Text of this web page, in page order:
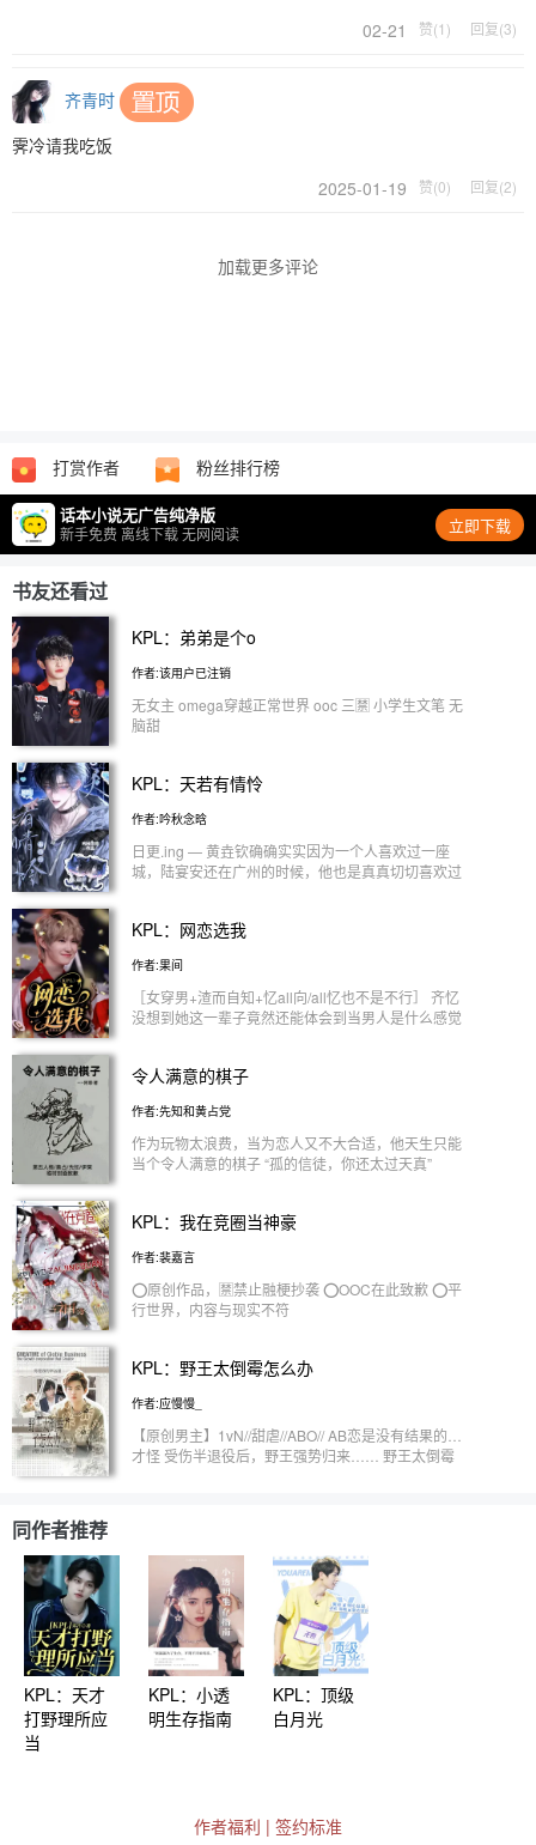
02-21
赞(1) 回复(3)
齐青时
霁冷请我吃饭
2025-01-19
赞(0) 回复(2)
加载更多评论
打赏作者 粉丝排行榜
话本小说无广告纯净版
新手免费 离线下载 无网阅读 立即下载
书友还看过
KPL：弟弟是个o
作者:该用户已注销
无女主 omega穿越正常世界 ooc 三🈲 小学生文笔 无
脑甜
KPL：天若有情怜
作者:吟秋念晗
日更.ing — 黄垚钦确确实实因为一个人喜欢过一座
城，陆宴安还在广州的时候，他也是真真切切喜欢过
镜头，可是许鑫蓁也实在粘人，陆宴安单人的镜头少
安相不相信，这确实是许鑫蓁年少时发过最虔诚的
愿，只要他们还在这个赛场上一天，那他们就一起做
一天的中野 没办法，他和他年轻时拿下的每一个冠
久？ 20岁的周诣涛说：“永远” 那时候的他并不知道
22岁的周诣涛有了新的答案 他一定会爱陆宴安很久
很久，等到木头鸟把钻石山啄成平地，再在平地上种
花，花开花落这样反复一千次那样久 — 【带点ABO
世界观但存在感不强、主右位、金手指大开、时间线
简介无力，请看正文，作者超级爱絮叨，文笔稚嫩，
接受不了左上角离开谢谢配合呀～
KPL：网恋选我
作者:果间
［女穿男+渣而自知+忆all向/all忆也不是不行］ 齐忆
没想到她这一辈子竟然还能体会到当男人是什么感觉
gemini，被迫加入宝宝巴士 从此，他的海王之路便
令人满意的棋子
作者:先知和黄占党
作为玩物太浪费，当为恋人又不大合适，他天生只能
当个令人满意的棋子 “孤的信徒，你还太过天真”
KPL：我在竞圈当神豪
作者:裴嘉言
⭕️原创作品，🈲禁止融梗抄袭 ⭕️OOC在此致歉 ⭕️平
行世界，内容与现实不符
来不存在” “系统为什么这么好？怎么什么都给我做好
了？” “我喜欢他们，不管这是不是喜欢” 重生前我是
一本小说的白月光恶毒女配，莫名其妙回国，见到男
主第一眼就立马爱上了男主，并不要命的开始针对起
了二十年，在这二十年里，她哪也去不了，只能呆在
男女主身边，男女主去哪沈清暮去哪，她看着男女主
之间她逃他追她插翅难飞的戏码，而这样的戏码不知
道发生了多少，可沈清暮毫无办法，她就连死了也不
安生 可沈清暮一睁开眼发现自己重生了，准确来说
是穿越了，穿出了小说世界，来到现实世界，面对着
陌生的一切，可这时候她绑定了一个神豪系统，系统
告诉她，它的名字叫——001
KPL：野王太倒霉怎么办
作者:应慢慢_
【原创男主】1vN//甜虐//ABO// AB恋是没有结果的…
才怪 受伤半退役后，野王强势归来…… 野王太倒霉
同作者推荐
KPL：天才
打野理所应
当
KPL：小透
明生存指南
KPL：顶级
白月光
作者福利 | 签约标准